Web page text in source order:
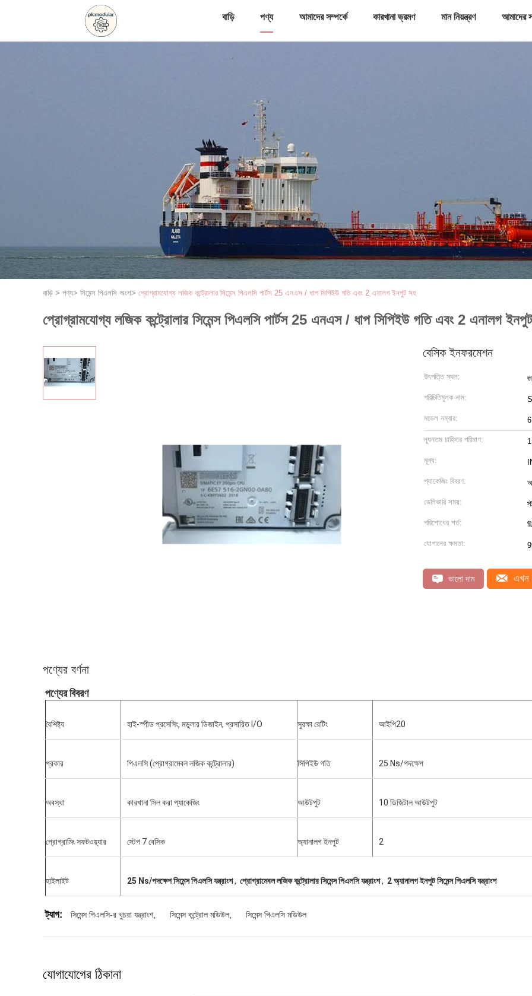
বাড়ি পণ্য আমাদের সম্পর্কে কারখানা ভ্রমণ মান নিয়ন্ত্রণ আমাদের
বাড়ি > পণ্য> সিমেন্স পিএলসি অংশ> প্রোগ্রামযোগ্য লজিক কন্ট্রোলার সিমেন্স পিএলসি পার্টস 25 এনএস / ধাপ সিপিইউ গতি এবং 2 এনালগ ইনপুট সহ
প্রোগ্রামযোগ্য লজিক কন্ট্রোলার সিমেন্স পিএলসি পার্টস 25 এনএস / ধাপ সিপিইউ গতি এবং 2 এনালগ
বেসিক ইনফরমেশন
উৎপত্তি স্থল:
পরিচিতিমুলক নাম:
মডেল নম্বার:
ন্যূনতম চাহিদার পরিমাণ: 1
মূল্য:
প্যাকেজিং বিবরণ:
ডেলিভারি সময়:
পরিশোধের শর্ত:
যোগানের ক্ষমতা:
ভালো দাম এখন
পণ্যের বর্ণনা
পণ্যের বিবরণ
বৈশিষ্ট্য হাই-স্পীড প্রসেসিং, মডুলার ডিজাইন, প্রসারিত I/O সুরক্ষা রেটিং আইপি20
প্রকার পিএলসি (প্রোগ্রামেবল লজিক কন্ট্রোলার) সিপিইউ গতি 25 Ns/পদক্ষেপ
অবস্থা কারখানা সিল করা প্যাকেজিং আউটপুট 10 ডিজিটাল আউটপুট
প্রোগ্রামিং সফটওয়্যার স্টেপ 7 বেসিক অ্যানালগ ইনপুট 2
হাইলাইট 25 Ns/পদক্ষেপ সিমেন্স পিএলসি যন্ত্রাংশ, প্রোগ্রামেবল লজিক কন্ট্রোলার সিমেন্স পিএলসি যন্ত্রাংশ, 2 অ্যানালগ ইনপুট সিমেন্স পিএলসি যন্ত্রাংশ
ট্যাগ: সিমেন্স পিএলসি-র খুচরা যন্ত্রাংশ, সিমেন্স কন্ট্রোল মডিউল সিমেন্স পিএলসি মডিউল
যোগাযোগের ঠিকানা